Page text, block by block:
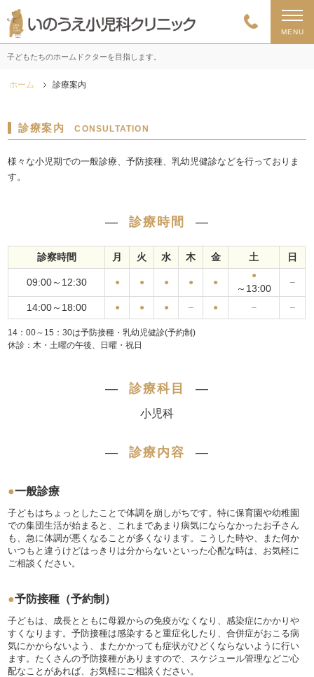
子どもたちのホームドクターを目指します。
MENU
ホーム 診療案内
診療案内 CONSULTATION
様々な小児期での一般診療、予防接種、乳幼児健診などを行っておりま
す。
― 診療時間 ―
診察時間 月 火 水 木 金 土 日
09:00～12:30 ● ● ● ● ●
●
～13:00
–
14:00～18:00 ● ● ● – ● – –
14：00～15：30は予防接種・乳幼児健診(予約制)
休診：木・土曜の午後、日曜・祝日
― 診療科目 ―
小児科
― 診療内容 ―
●一般診療
子どもはちょっとしたことで体調を崩しがちです。特に保育園や幼稚園
での集団生活が始まると、これまであまり病気にならなかったお子さん
も、急に体調が悪くなることが多くなります。こうした時や、また何か
いつもと違うけどはっきりは分からないといった心配な時は、お気軽に
ご相談ください。
●予防接種（予約制）
子どもは、成長とともに母親からの免疫がなくなり、感染症にかかりや
すくなります。予防接種は感染すると重症化したり、合併症がおこる病
気にかからないよう、またかかっても症状がひどくならないように行い
ます。たくさんの予防接種がありますので、スケジュール管理などご心
配なことがあれば、お気軽にご相談ください。